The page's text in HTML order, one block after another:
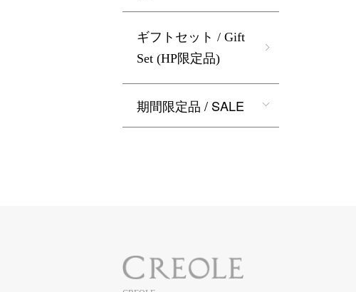
ギフトセット / Gift
Set (HP限定品)
期間限定品 / SALE